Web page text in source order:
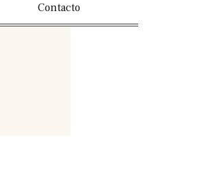
Contacto